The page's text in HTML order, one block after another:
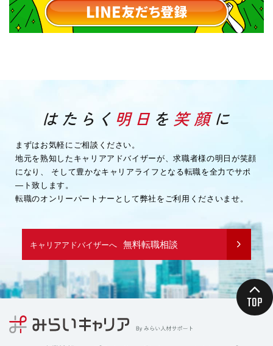
まずはお気軽にご相談ください。
地元を熟知したキャリアアドバイザーが、求職者様の明日が笑顔
になり、
そして豊かなキャリアライフとなる転職を全力でサポ
―ト致します。
転職のオンリーパートナーとして弊社をご利用くださいませ。
キャリアアドバイザーへ 無料転職相談